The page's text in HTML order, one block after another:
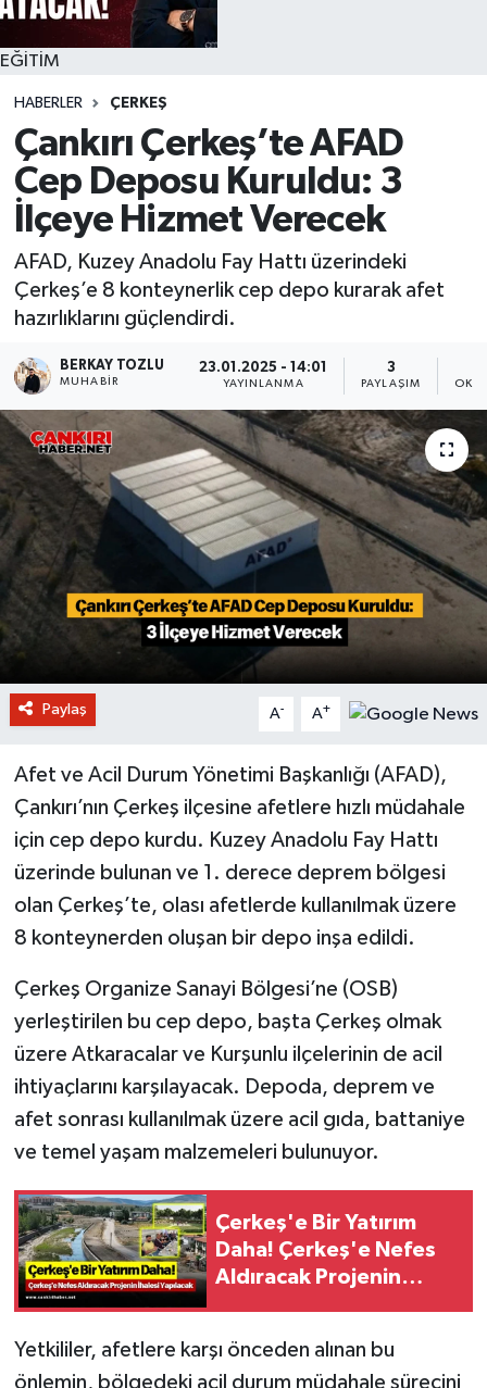
EĞİTİM
HABERLER ÇERKEŞ
Çankırı Çerkeş’te AFAD
Cep Deposu Kuruldu: 3
İlçeye Hizmet Verecek
AFAD, Kuzey Anadolu Fay Hattı üzerindeki
Çerkeş’e 8 konteynerlik cep depo kurarak afet
hazırlıklarını güçlendirdi.
BERKAY TOZLU
MUHABIR
23.01.2025 - 14:01
YAYINLANMA
3
PAYLAŞIM
Paylaş A- A+
Afet ve Acil Durum Yönetimi Başkanlığı (AFAD),
Çankırı’nın Çerkeş ilçesine afetlere hızlı müdahale
için cep depo kurdu. Kuzey Anadolu Fay Hattı
üzerinde bulunan ve 1. derece deprem bölgesi
olan Çerkeş’te, olası afetlerde kullanılmak üzere
8 konteynerden oluşan bir depo inşa edildi.
Çerkeş Organize Sanayi Bölgesi’ne (OSB)
yerleştirilen bu cep depo, başta Çerkeş olmak
üzere Atkaracalar ve Kurşunlu ilçelerinin de acil
ihtiyaçlarını karşılayacak. Depoda, deprem ve
afet sonrası kullanılmak üzere acil gıda, battaniye
ve temel yaşam malzemeleri bulunuyor.
Çerkeş'e Bir Yatırım
Daha! Çerkeş'e Nefes
Aldıracak Projenin
Yetkililer, afetlere karşı önceden alınan bu
önlemin, bölgedeki acil durum müdahale sürecini